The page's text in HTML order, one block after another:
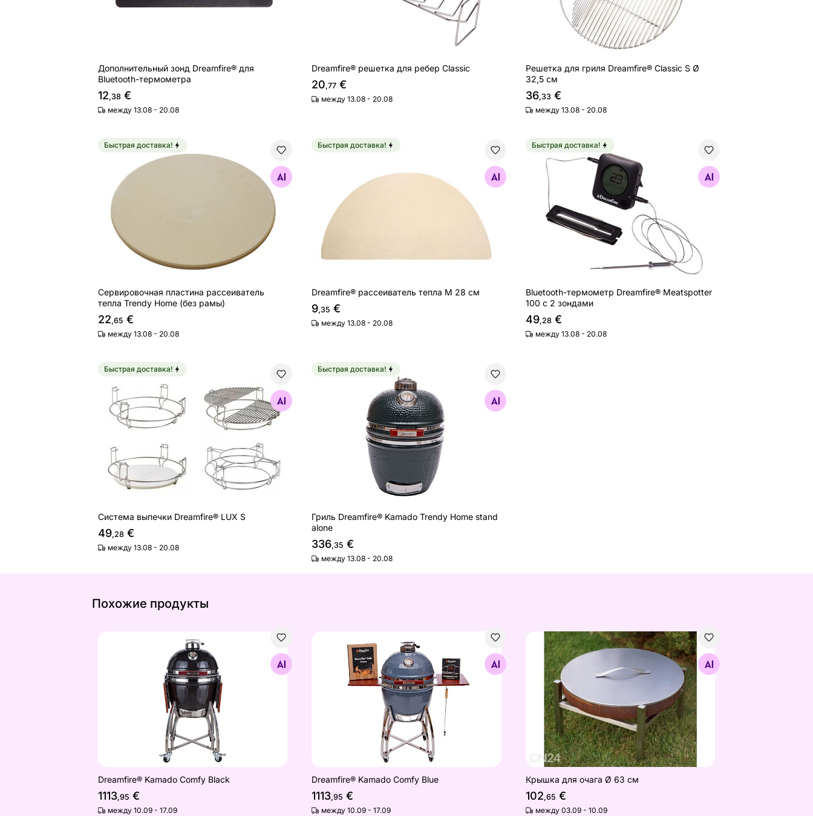
Дополнительный зонд Dreamfire® для
Bluetooth-термометра
12,38 €
между 13.08 - 20.08
Dreamfire® решетка для ребер Classic
20,77 €
между 13.08 - 20.08
Решетка для гриля Dreamfire® Classic S Ø
32,5 см
36,33€
между 13.08 - 20.08
Сервировочная пластина рассеиватель тепла Trendy Home (без рамы)
Найдите похожие
Быстрая доставка!
Сервировочная пластина рассеиватель
тепла Trendy Home (без рамы)
22,65 €
между 13.08 - 20.08
Dreamfire® рассеиватель тепла M 28 см
Найдите похожие
Быстрая доставка!
Dreamfire® рассеиватель тепла M 28 см
9,35 €
между 13.08 - 20.08
Bluetooth-термометр Dreamfire® Meatspotter 100 с 2
Найдите похожие
Быстрая доставка!
Bluetooth-термометр Dreamfire® Meatspotter
100 с 2 зондами
49,28€
между 13.08 - 20.08
Система выпечки Dreamfire® LUX S
Найдите похожие
Быстрая доставка!
Система выпечки Dreamfire® LUX S
49,28 €
между 13.08 - 20.08
Гриль Dreamfire® Kamado Trendy Home stand alone
Найдите похожие
Быстрая доставка!
Гриль Dreamfire® Kamado Trendy Home stand
alone
336,35 €
между 13.08 - 20.08
Похожие продукты
Dreamfire® Kamado Comfy Black
Найдите похожие
Dreamfire® Kamado Comfy Black
1113,95 €
между 10.09 - 17.09
Dreamfire® Kamado Comfy Blue
Найдите похожие
Dreamfire® Kamado Comfy Blue
1113,95 €
между 10.09 - 17.09
Крышка для очага Ø 63 см
Найдите похожие
Крышка для очага Ø 63 см
102,65 €
между 03.09 - 10.09